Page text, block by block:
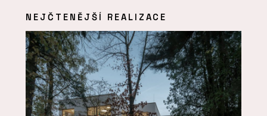
NEJČTENĚJŠÍ REALIZACE